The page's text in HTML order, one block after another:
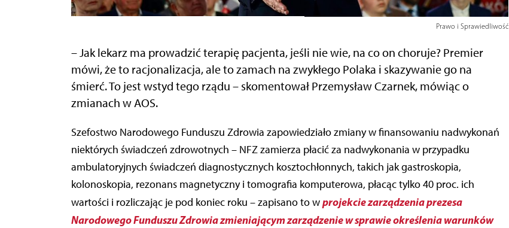
Prawo i Sprawiedliwość
– Jak lekarz ma prowadzić terapię pacjenta, jeśli nie wie, na co on choruje? Premier
mówi, że to racjonalizacja, ale to zamach na zwykłego Polaka i skazywanie go na
śmierć. To jest wstyd tego rządu – skomentował Przemysław Czarnek, mówiąc o
zmianach w AOS.
Szefostwo Narodowego Funduszu Zdrowia zapowiedziało zmiany w finansowaniu nadwykonań
niektórych świadczeń zdrowotnych – NFZ zamierza płacić za nadwykonania w przypadku
ambulatoryjnych świadczeń diagnostycznych kosztochłonnych, takich jak gastroskopia,
kolonoskopia, rezonans magnetyczny i tomografia komputerowa, płacąc tylko 40 proc. ich
wartości i rozliczając je pod koniec roku – zapisano to wprojekcie zarządzenia prezesa
Narodowego Funduszu Zdrowia zmieniającym zarządzenie w sprawie określenia warunków